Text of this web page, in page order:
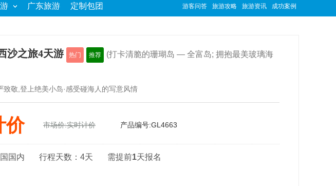
广东旅游 定制包团 游客问答 旅游攻略 旅游资讯 成功案例
沙之旅4天游 热门 推荐
(打卡清脆的珊瑚岛 — 全富岛; 拥抱最美玻璃海
致敬,登上绝美小岛·感受碰海人的写意风情
价 市场价:实时计价 产品编号:GL4663
国内 行程天数：4天 需提前1天报名